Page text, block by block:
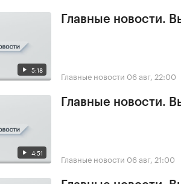
5:18
Главные новости.
Главные новости 06 авг, 22:00
4:51
Главные новости.
Главные новости 06 авг, 21:00